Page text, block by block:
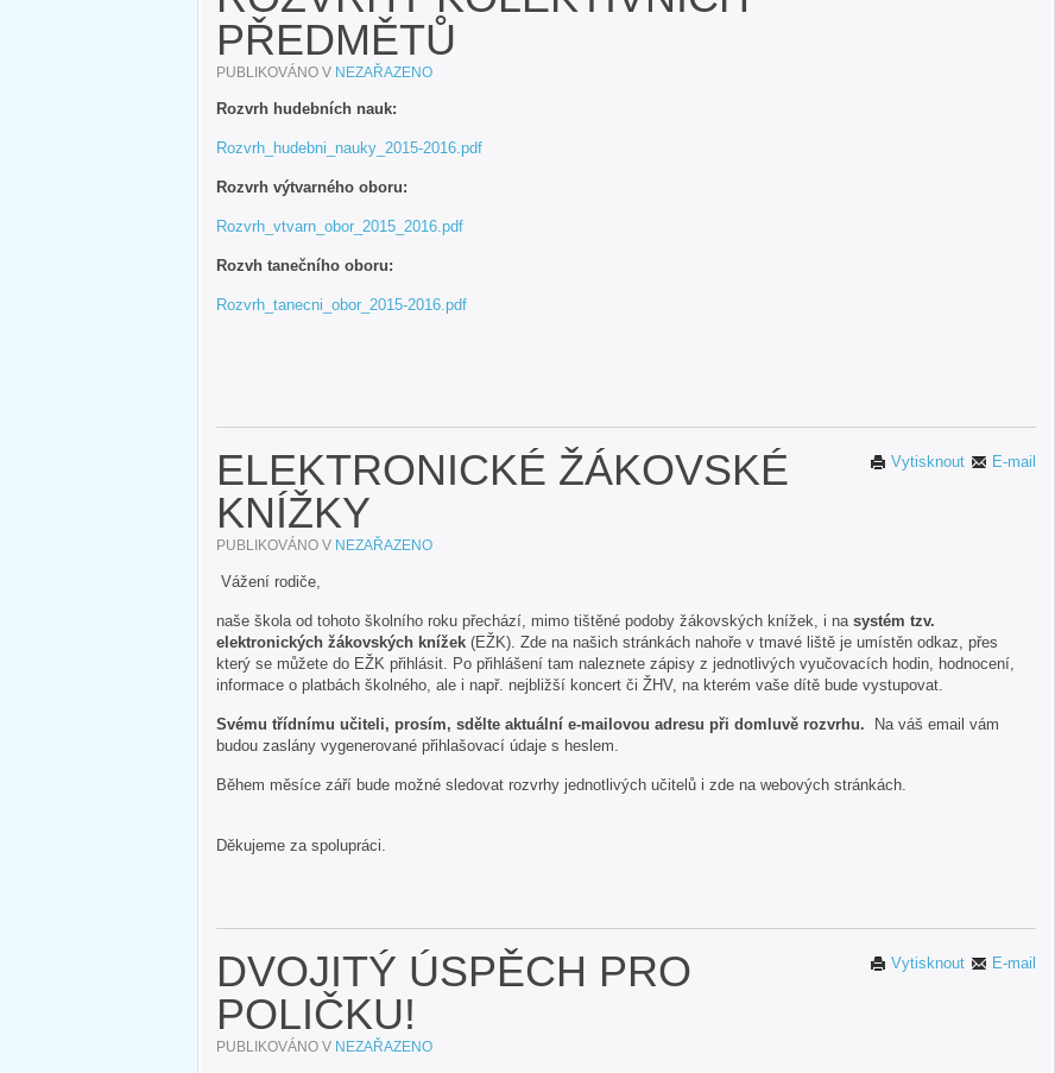
PŘEDMĚTŮ
PUBLIKOVÁNO V NEZAŘAZENO
Rozvrh hudebních nauk:
Rozvrh_hudebni_nauky_2015-2016.pdf
Rozvrh výtvarného oboru:
Rozvrh_vtvarn_obor_2015_2016.pdf
Rozvh tanečního oboru:
Rozvrh_tanecni_obor_2015-2016.pdf
E-mail
Vytisknout
ELEKTRONICKÉ ŽÁKOVSKÉ
KNÍŽKY
PUBLIKOVÁNO V NEZAŘAZENO
Vážení rodiče,
naše škola od tohoto školního roku přechází, mimo tištěné podoby žákovských knížek, i na systém tzv.
elektronických žákovských knížek (EŽK). Zde na našich stránkách nahoře v tmavé liště je umístěn odkaz, přes
který se můžete do EŽK přihlásit. Po přihlášení tam naleznete zápisy z jednotlivých vyučovacích hodin, hodnocení,
informace o platbách školného, ale i např. nejbližší koncert či ŽHV, na kterém vaše dítě bude vystupovat.
Svému třídnímu učiteli, prosím, sdělte aktuální e-mailovou adresu při domluvě rozvrhu.
Na váš email vám
budou zaslány vygenerované přihlašovací údaje s heslem.
Během měsíce září bude možné sledovat rozvrhy jednotlivých učitelů i zde na webových stránkách.
Děkujeme za spolupráci.
E-mail
Vytisknout
DVOJITÝ ÚSPĚCH PRO
POLIČKU!
PUBLIKOVÁNO V NEZAŘAZENO